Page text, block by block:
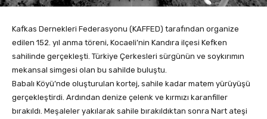
Kafkas Dernekleri Federasyonu (KAFFED) tarafından organize
edilen 152. yıl anma töreni, Kocaeli’nin Kandıra ilçesi Kefken
sahilinde gerçekleşti. Türkiye Çerkesleri sürgünün ve soykırımın
mekansal simgesi olan bu sahilde buluştu.
Babalı Köyü’nde oluşturulan kortej, sahile kadar matem yürüyüşü
gerçekleştirdi. Ardından denize çelenk ve kırmızı karanfiller
bırakıldı. Meşaleler yakılarak sahile bırakıldıktan sonra Nart ateşi